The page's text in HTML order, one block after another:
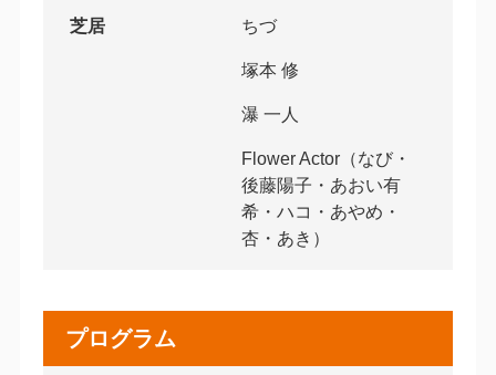
芝居 ちづ
塚本 修
瀑 一人
Flower Actor（なび・
後藤陽子・あおい有
希・ハコ・あやめ・
杏・あき）
プログラム